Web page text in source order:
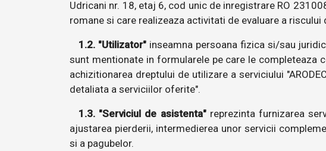
Udricani nr. 18, etaj 6, cod unic de inregistrare RO
romane si care realizeaza activitati de evaluare a riscului
1.2. "Utilizator"inseamna persoana fizica si/sau
sunt mentionate in formularele pe care le completeaza
achizitionarea dreptului de utilizare a serviciului
detaliata a serviciilor oferite".
1.3. "Serviciul de asistenta"reprezinta furnizarea
ajustarea pierderii, intermedierea unor servicii
si a pagubelor.